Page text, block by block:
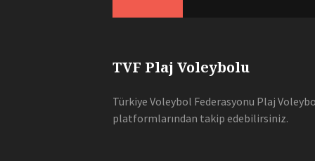
TVF Plaj Voleybolu
Türkiye Voleybol Federasyonu Plaj
platformlarından takip edebilirsiniz.